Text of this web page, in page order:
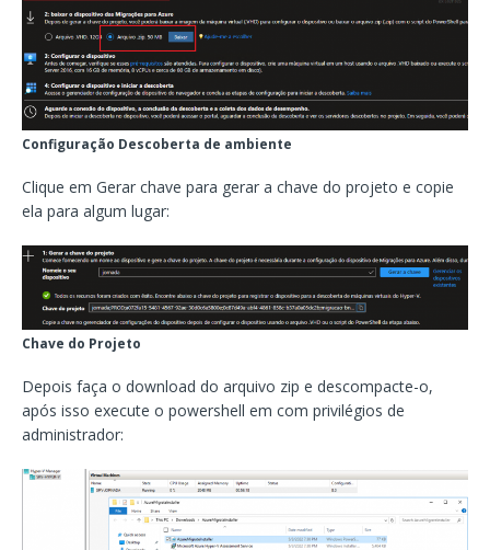
Configuração Descoberta de ambiente
Clique em Gerar chave para gerar a chave do projeto e copie
ela para algum lugar:
Chave do Projeto
Depois faça o download do arquivo zip e descompacte-o,
após isso execute o powershell em com privilégios de
administrador: